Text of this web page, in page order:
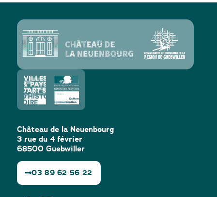
Château de la Neuenbourg
3 rue du 4 février
68500 Guebwiller
03 89 62 56 22